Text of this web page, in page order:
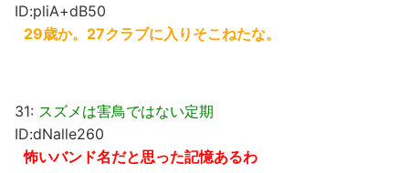
ID:pliA+dB50
29歳か。27クラブに入りそこねたな。
31: スズメは害鳥ではない定期
ID:dNalle260
怖いバンド名だと思った記憶あるわ